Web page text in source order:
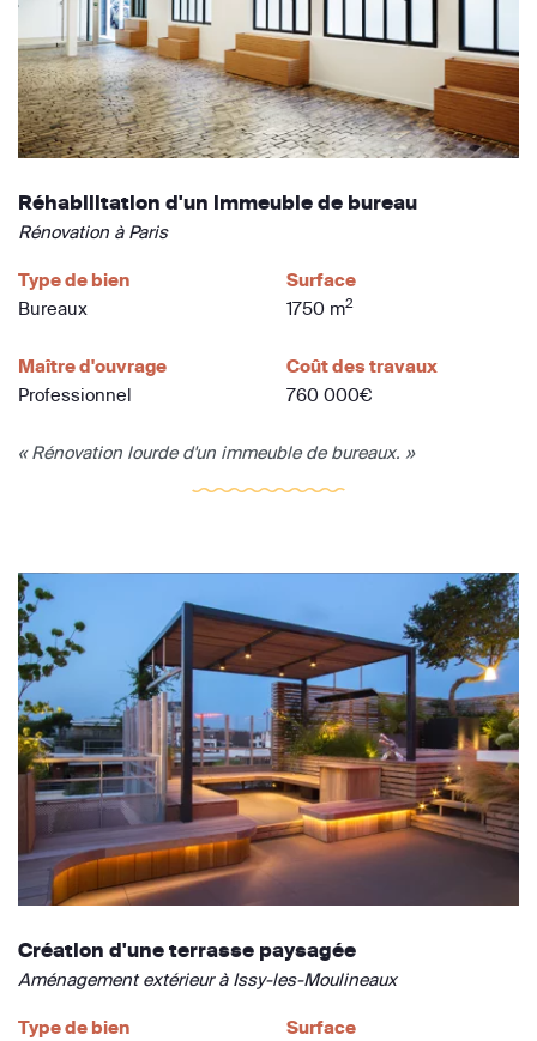
Réhabilitation d'un immeuble de bureau
Rénovation à Paris
Type de bien
Bureaux
Surface
1750 m2
Maître d'ouvrage
Professionnel
Coût des travaux
760 000€
« Rénovation lourde d'un immeuble de bureaux. »
Création d'une terrasse paysagée
Aménagement extérieur à Issy-les-Moulineaux
Type de bien
Surface